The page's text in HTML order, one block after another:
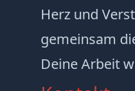
Herz und
gemeinsam
Deine Arbeit